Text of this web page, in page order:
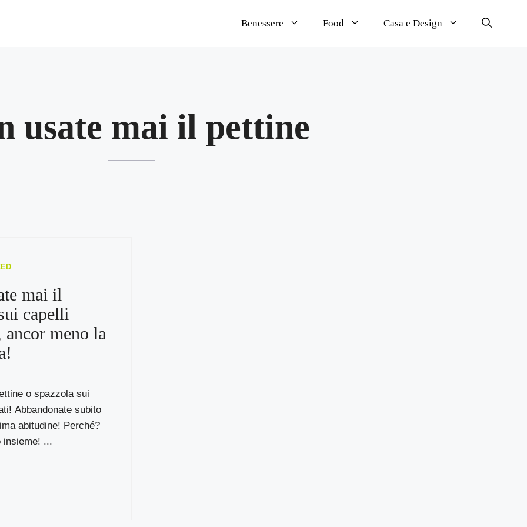
Benessere Food Casa e Design
usate mai il pettine
mai il
capelli
ancor meno la
o spazzola sui
Abbandonate subito
abitudine! Perché?
insieme! ...